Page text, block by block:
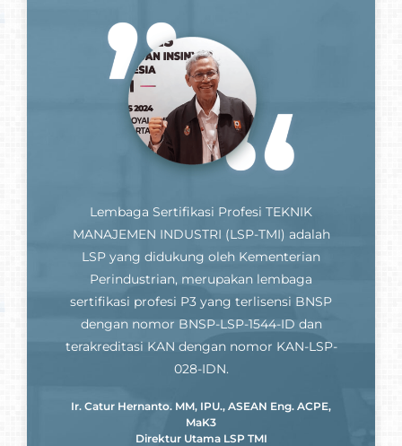
Lembaga Sertifikasi Profesi TEKNIK
MANAJEMEN INDUSTRI (LSP-TMI) adalah
LSP yang didukung oleh Kementerian
Perindustrian, merupakan lembaga
sertifikasi profesi P3 yang terlisensi BNSP
dengan nomor BNSP-LSP-1544-ID dan
terakreditasi KAN dengan nomor KAN-LSP-
028-IDN.
Ir. Catur Hernanto. MM, IPU., ASEAN Eng. ACPE,
MaK3
Direktur Utama LSP TMI